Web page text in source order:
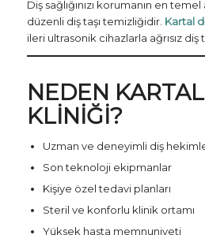
Diş sağlığınızı korumanın en
düzenli diş taşı temizliğidir. Kartal
ileri ultrasonik cihazlarla ağrısız diş
NEDEN
KLINIĞI?
Uzman ve deneyimli diş
Son teknoloji ekipmanlar
Kişiye özel tedavi planları
Steril ve konforlu klinik ortamı
Yüksek hasta memnuniyeti